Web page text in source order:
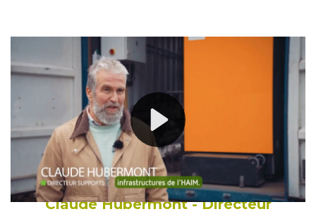
Le coût du combustible est équivalent
à peu près à la moitié de ce qu'on
pouvait payer annuellement au
niveau du mazout.
Claude Hubermont - Directeur